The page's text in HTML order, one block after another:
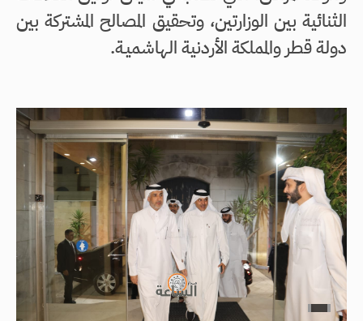
الثنائية بين الوزارتين، وتحقيق المصالح المشتركة بين
دولة قطر والمملكة الأردنية الهاشميـة.